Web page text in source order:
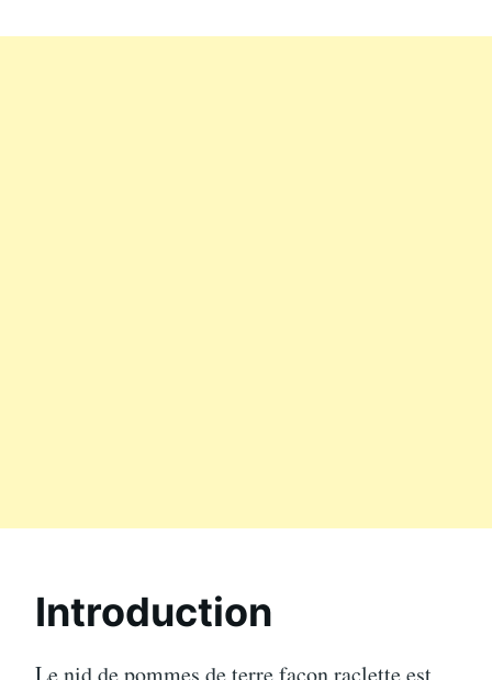
Introduction
Le nid de pommes de terre façon raclette est